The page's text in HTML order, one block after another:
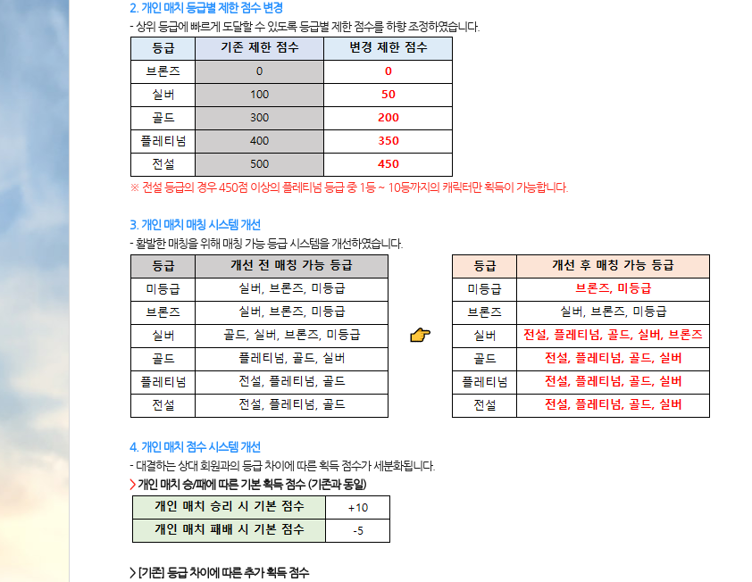
2. 개인 매치 등급별 제한 점수 변경
- 상위 등급에 빠르게 도달할 수 있도록 등급별 제한 점수를 하향 조정하였습니다.
※ 전설 등급의 경우 450점 이상의 플레티넘 등급 중 1등 ~ 10등까지의 캐릭터만 획득이 가능합니다.
3. 개인 매치 매칭 시스템 개선
- 활발한 매칭을 위해 매칭 가능 등급 시스템을 개선하였습니다.
4. 개인 매치 점수 시스템 개선
- 대결하는 상대 회원과의 등급 차이에 따른 획득 점수가 세분화됩니다.
> 개인 매치 승/패에 따른 기본 획득 점수 (기존과 동일)
> [기존] 등급 차이에 따른 추가 획득 점수